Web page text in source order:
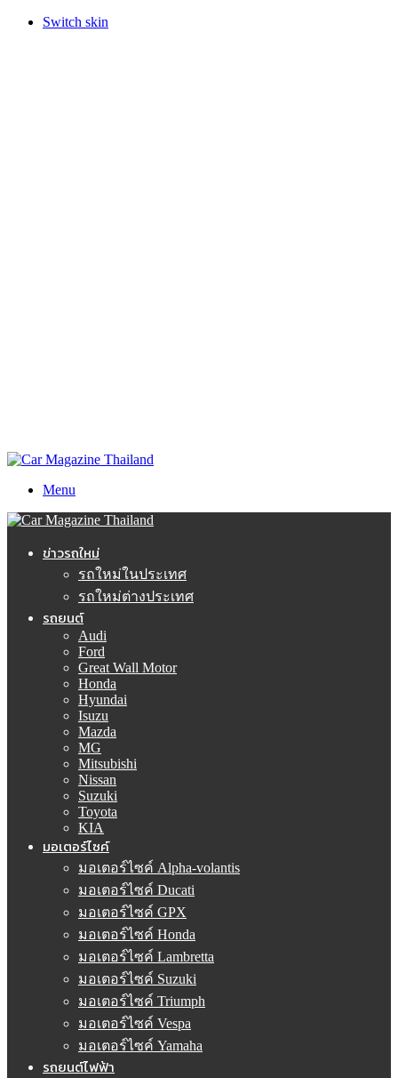
Switch skin
Menu
ข่าวรถใหม่
รถใหม่ในประเทศ
รถใหม่ต่างประเทศ
รถยนต์
Audi
Ford
Great Wall Motor
Honda
Hyundai
Isuzu
Mazda
MG
Mitsubishi
Nissan
Suzuki
Toyota
KIA
มอเตอร์ไซค์
มอเตอร์ไซค์ Alpha-volantis
มอเตอร์ไซค์ Ducati
มอเตอร์ไซค์ GPX
มอเตอร์ไซค์ Honda
มอเตอร์ไซค์ Lambretta
มอเตอร์ไซค์ Suzuki
มอเตอร์ไซค์ Triumph
มอเตอร์ไซค์ Vespa
มอเตอร์ไซค์ Yamaha
รถยนต์ไฟฟ้า